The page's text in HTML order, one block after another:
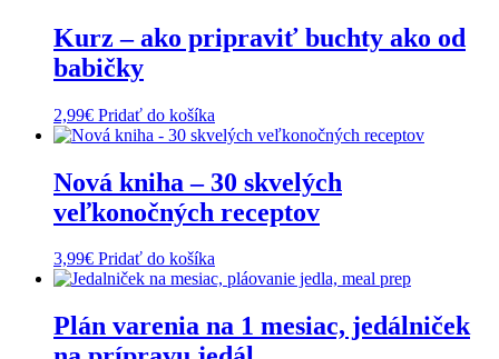
Kurz – ako pripraviť buchty ako od
babičky
2,99€ Pridať do košíka
Nová kniha – 30 skvelých
veľkonočných receptov
3,99€ Pridať do košíka
Plán varenia na 1 mesiac, jedálniček